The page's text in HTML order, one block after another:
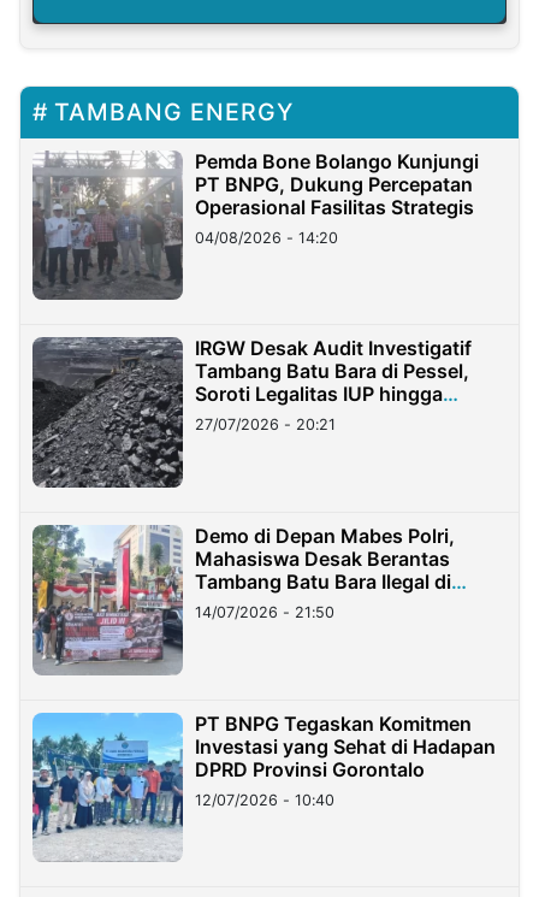
TAMBANG ENERGY
Pemda Bone Bolango Kunjungi
PT BNPG, Dukung Percepatan
Operasional Fasilitas Strategis
04/08/2026 - 14:20
IRGW Desak Audit Investigatif
Tambang Batu Bara di Pessel,
Soroti Legalitas IUP hingga
Stockpile
27/07/2026 - 20:21
Demo di Depan Mabes Polri,
Mahasiswa Desak Berantas
Tambang Batu Bara Ilegal di
Lampung
14/07/2026 - 21:50
PT BNPG Tegaskan Komitmen
Investasi yang Sehat di Hadapan
DPRD Provinsi Gorontalo
12/07/2026 - 10:40